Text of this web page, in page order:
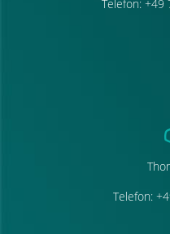
Telefon:
Telefon: